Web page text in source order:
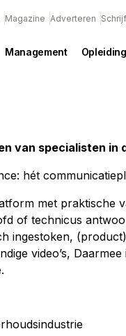
Magazine Adverteren
Management
van specialisten in
hét
met praktische
of technicus
ingestoken,
video’s,